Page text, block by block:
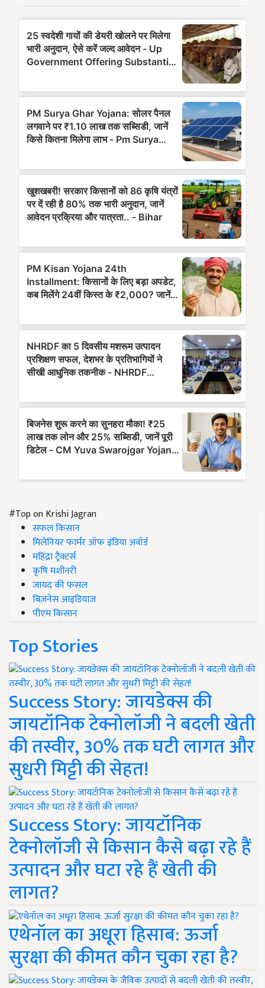
#Top on Krishi Jagran
सफल किसान
मिलेनियर फार्मर ऑफ इंडिया अवॉर्ड
महिंद्रा ट्रैक्टर्स
कृषि मशीनरी
जायद की फसल
बिज़नेस आइडियाज
पीएम किसान
Top Stories
Success Story: जायडेक्स की
जायटॉनिक टेक्नोलॉजी ने बदली खेती
की तस्वीर, 30% तक घटी लागत और
सुधरी मिट्टी की सेहत!
Success Story: जायटॉनिक
टेक्नोलॉजी से किसान कैसे बढ़ा रहे हैं
उत्पादन और घटा रहे हैं खेती की
लागत?
एथेनॉल का अधूरा हिसाब: ऊर्जा
सुरक्षा की कीमत कौन चुका रहा है?